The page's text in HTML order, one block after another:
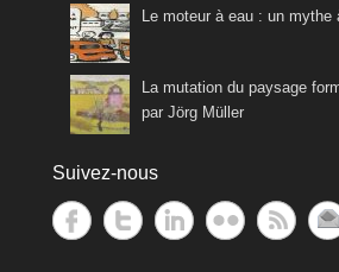
Le moteur à eau : un mythe
La mutation du paysage
par Jörg Müller
Suivez-nous